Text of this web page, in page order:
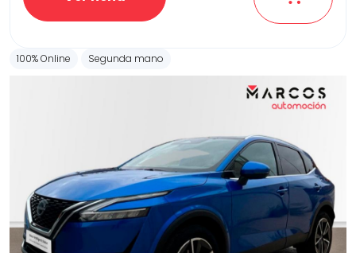
100% Online Segunda mano